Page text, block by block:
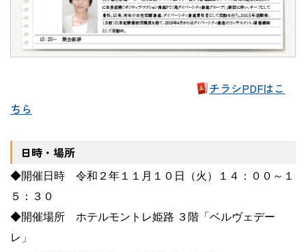
チラシPDFはこ
ちら
日時・場所
◆開催日時 令和２年１１月１０日（火）１４：００～１
５：３０
◆開催場所 ホテルモントレ姫路 ３階「ベルヴェデー
レ」